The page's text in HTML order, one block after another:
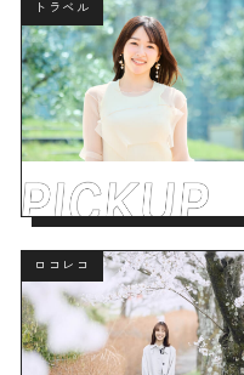
トラベル
ロコレコ